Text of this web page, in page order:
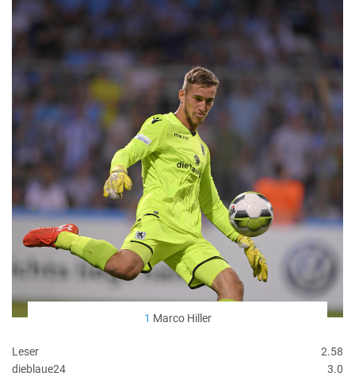
1 Marco Hiller
Leser
2.58
dieblaue24
3.0